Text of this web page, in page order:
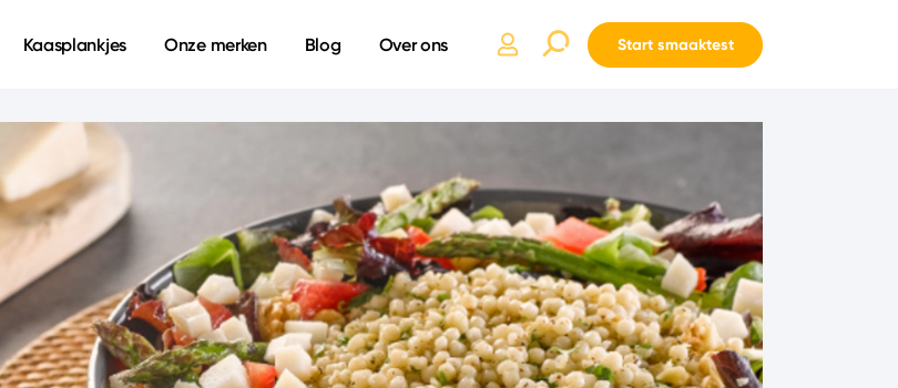
Kaasplankjes Onze merken Blog Over ons Start smaaktest